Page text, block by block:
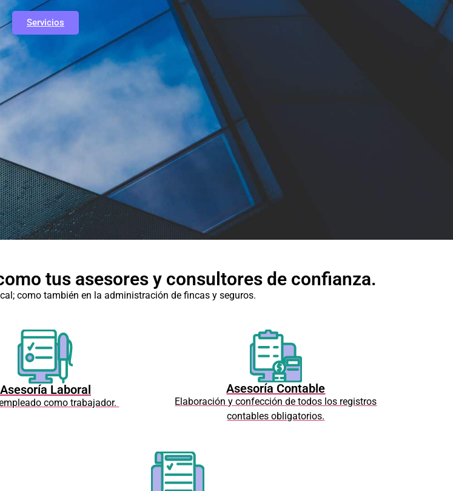
Servicios
tus asesores y consultores de confianza.
como también en la administración de fincas y seguros.
Asesoría Laboral
como trabajador.
Asesoría Contable
Elaboración y confección de todos los registros
contables obligatorios.